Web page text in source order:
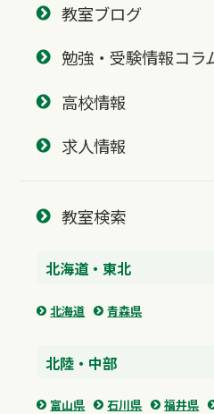
教室ブログ
勉強・受験情報コラ
高校情報
求人情報
教室検索
北海道・東北
北海道 青森県
北陸・中部
富山県 石川県 福井県